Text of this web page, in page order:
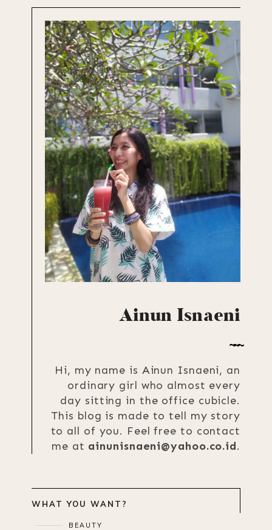
Ainun Isnaeni
Hi, my name is Ainun Isnaeni, an
ordinary girl who almost every
day sitting in the office cubicle.
This blog is made to tell my story
to all of you. Feel free to contact
me at ainunisnaeni@yahoo.co.id.
WHAT YOU WANT?
BEAUTY